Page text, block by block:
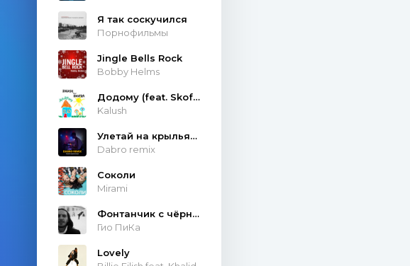
Я так соскучился
Порнофильмы
Jingle Bells Rock
Bobby Helms
Додому (feat. Skofka)
Kalush
Улетай на крыльях ветра
Dabro remix
Соколи
Mirami
Фонтанчик с чёрным дельфином
Гио ПиКа
Lovely